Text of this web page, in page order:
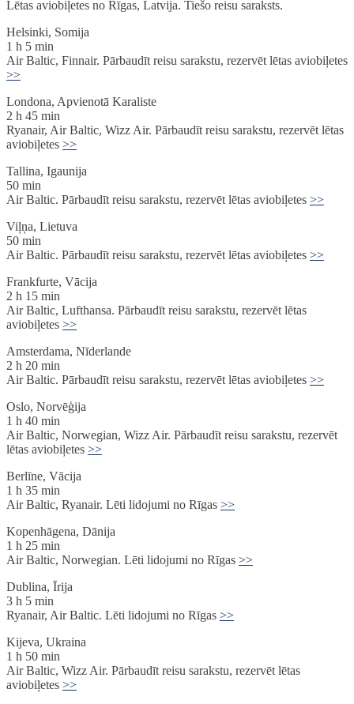
Lētas aviobiļetes no Rīgas, Latvija. Tiešo reisu saraksts.
Helsinki, Somija
1 h 5 min
Air Baltic, Finnair. Pārbaudīt reisu sarakstu, rezervēt lētas aviobiļetes
>>
Londona, Apvienotā Karaliste
2 h 45 min
Ryanair, Air Baltic, Wizz Air. Pārbaudīt reisu sarakstu, rezervēt lētas
aviobiļetes >>
Tallina, Igaunija
50 min
Air Baltic. Pārbaudīt reisu sarakstu, rezervēt lētas aviobiļetes >>
Viļņa, Lietuva
50 min
Air Baltic. Pārbaudīt reisu sarakstu, rezervēt lētas aviobiļetes >>
Frankfurte, Vācija
2 h 15 min
Air Baltic, Lufthansa. Pārbaudīt reisu sarakstu, rezervēt lētas
aviobiļetes >>
Amsterdama, Nīderlande
2 h 20 min
Air Baltic. Pārbaudīt reisu sarakstu, rezervēt lētas aviobiļetes >>
Oslo, Norvēģija
1 h 40 min
Air Baltic, Norwegian, Wizz Air. Pārbaudīt reisu sarakstu, rezervēt
lētas aviobiļetes >>
Berlīne, Vācija
1 h 35 min
Air Baltic, Ryanair. Lēti lidojumi no Rīgas >>
Kopenhāgena, Dānija
1 h 25 min
Air Baltic, Norwegian. Lēti lidojumi no Rīgas >>
Dublina, Īrija
3 h 5 min
Ryanair, Air Baltic. Lēti lidojumi no Rīgas >>
Kijeva, Ukraina
1 h 50 min
Air Baltic, Wizz Air. Pārbaudīt reisu sarakstu, rezervēt lētas
aviobiļetes >>